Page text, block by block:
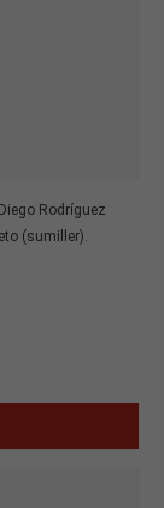
Rodríguez
(sumiller).